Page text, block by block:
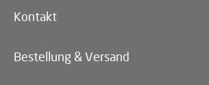
Kontakt
Bestellung & Versand